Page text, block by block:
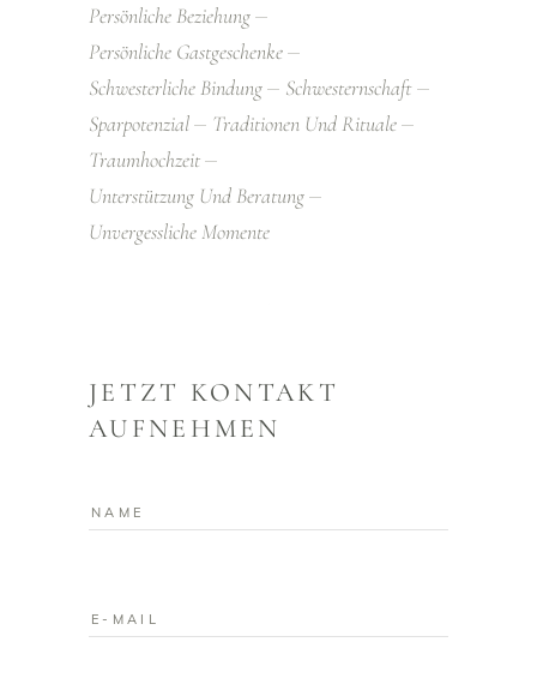
Persönliche Beziehung
Persönliche Gastgeschenke
Schwesterliche Bindung
Schwesternschaft
Sparpotenzial
Traditionen Und Rituale
Traumhochzeit
Unterstützung Und Beratung
Unvergessliche Momente
JETZT KONTAKT
AUFNEHMEN